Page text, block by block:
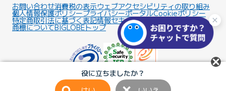
役に立ちましたか？
お問い合わせ消費税の表示ウェブアクセシビリティの取り組み
個人情報保護ポリシープライバシーポータルCookieポリシー
特定商取引法に基づく表記情報セキュリティ基本方針
商標についてBIGLOBEトップ